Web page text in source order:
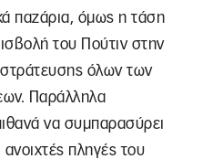
παζάρια, όμως η τάση
του Πούτιν στην
όλων των
Παράλληλα
να συμπαρασύρει
ανοιχτές πληγές του